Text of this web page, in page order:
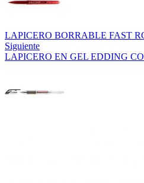
LAPICERO BORRABLE FAST
Siguiente
LAPICERO EN GEL EDDING